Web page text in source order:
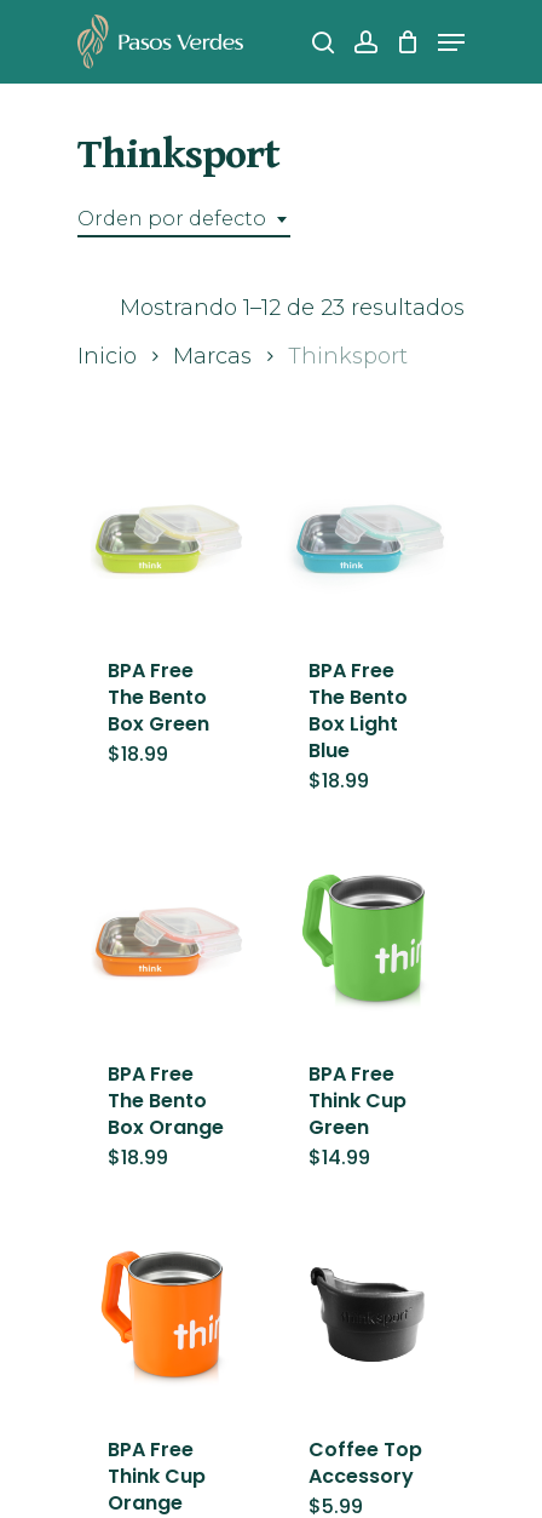
searchaccount
Menu
Thinksport
Orden por defecto
Mostrando 1–12 de 23 resultados
Inicio
Marcas Thinksport
BPA Free
The Bento
Box Green
$18.99
BPA Free
The Bento
Box Light
Blue
$18.99
BPA Free
The Bento
Box Orange
$18.99
BPA Free
Think Cup
Green
$14.99
BPA Free
Think Cup
Orange
Coffee Top
Accessory
$5.99
Close